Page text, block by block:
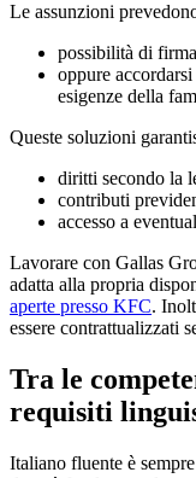
Le assunzioni
possibilità di
oppure
esigenze della
Queste soluzioni
diritti secondo la
contributi
accesso a
Lavorare con Gallas
adatta alla propria
aperte presso KFC.
essere contrattualizzati
Tra le
requisiti
Italiano fluente è